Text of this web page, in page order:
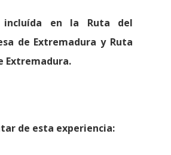
incluída en la Ruta del
de Extremadura y Ruta
Extremadura.
de esta experiencia: